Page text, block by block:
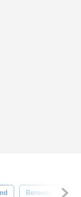
Beroerte